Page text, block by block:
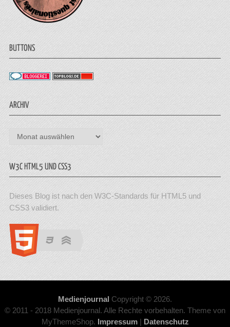
BUTTONS
ARCHIV
Archiv
W3C HTML5 UND CSS3
Dieses Blog ist nach den W3C-Standards für HTML5 und
CSS3 validiert.
Medienjournal Copyright © 2026.
© 2011 - 2018 Medienjournal. Alle Rechte vorbehalten. Theme von
MyThemeShop. Impressum| Datenschutz